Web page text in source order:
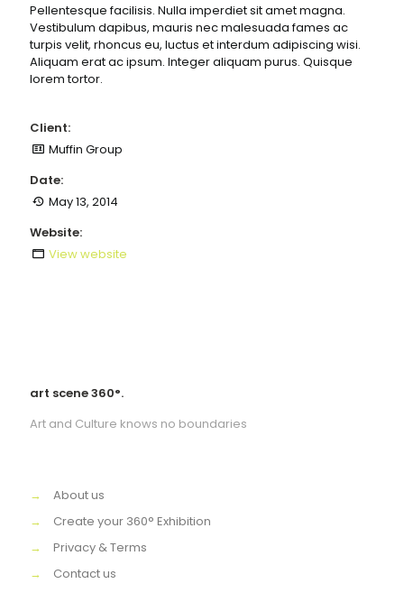
Pellentesque facilisis. Nulla imperdiet sit amet magna.
Vestibulum dapibus, mauris nec malesuada fames ac
turpis velit, rhoncus eu, luctus et interdum adipiscing wisi.
Aliquam erat ac ipsum. Integer aliquam purus. Quisque
lorem tortor.
Client:
Muffin Group
Date:
May 13, 2014
Website:
View website
art scene 360°.
Art and Culture knows no boundaries
→
About us
→
Create your 360° Exhibition
→
Privacy & Terms
→
Contact us